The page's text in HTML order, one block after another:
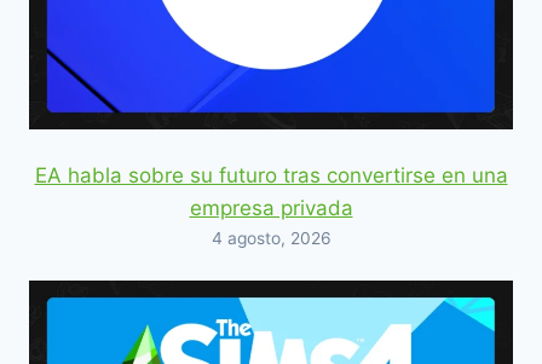
EA habla sobre su futuro tras convertirse en una
empresa privada
4 agosto, 2026